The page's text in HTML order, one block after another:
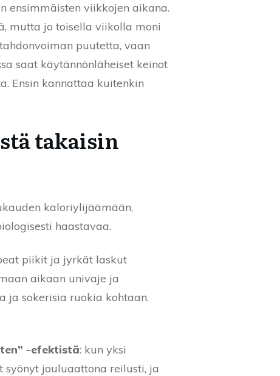
ensimmäisten viikkojen aikana.
mutta jo toisella viikolla moni
puutetta, vaan
saat käytännönläheiset keinot
Ensin kannattaa kuitenkin
takaisin
kaloriylijäämään,
haastavaa.
piikit ja jyrkät laskut
aikaan univaje ja
ja sokerisia ruokia kohtaan.
-efektistä: kun yksi
syönyt jouluaattona reilusti, ja